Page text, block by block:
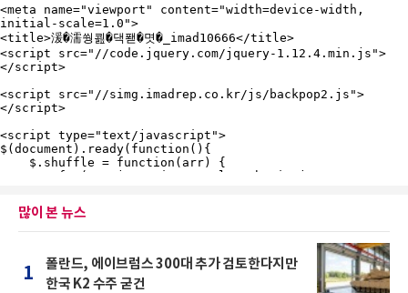
많이 본 뉴스
1
폴란드, 에이브럼스 300대 추가 검토한다지만
한국 K2 수주 굳건